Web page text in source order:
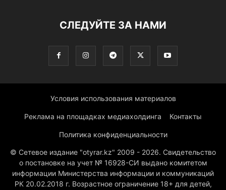
СЛЕДУЙТЕ ЗА НАМИ
Условия использования материалов
Реклама на площадках медиахолдинга Контакты
Политика конфиденциальности
© Сетевое издание "otyrar.kz" 2009 - 2026. Свидетельство
о постановке на учет № 16928-СИ выдано комитетом
информации Министерства информации и коммуникаций
РК 20.02.2018 г. Возрастное ограничение 18+ для детей,